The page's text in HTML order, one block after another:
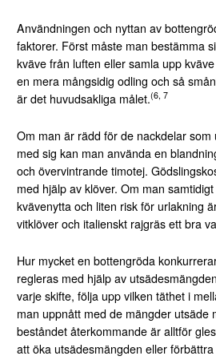
Användningen och nyttan av
faktorer. Först måste man bestämma
kväve från luften eller samla upp
en mera mångsidig odling och så
är det huvudsakliga målet.(6, 7
Om man är rädd för de nackdelar
med sig kan man använda en
och övervintrande timotej.
med hjälp av klöver. Om man
kvävenytta och liten risk för urlakning
vitklöver och italienskt rajgräs ett bra
Hur mycket en bottengröda
regleras med hjälp av
varje skifte, följa upp vilken täthet i
man uppnått med de mängder utsäde
beståndet återkommande är alltför
att öka utsädesmängden eller